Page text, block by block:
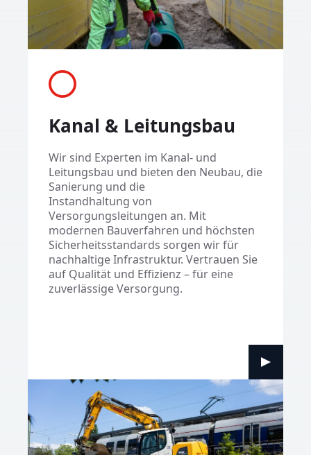
Kanal & Leitungsbau
Wir sind Experten im Kanal- und
Leitungsbau und bieten den Neubau, die
Sanierung und die
Instandhaltung von
Versorgungsleitungen an. Mit
modernen Bauverfahren und höchsten
Sicherheitsstandards sorgen wir für
nachhaltige Infrastruktur. Vertrauen Sie
auf Qualität und Effizienz – für eine
zuverlässige Versorgung.